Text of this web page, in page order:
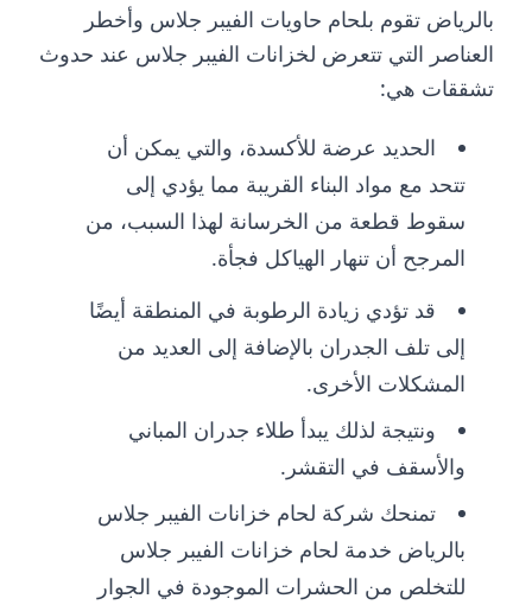
بالرياض تقوم بلحام حاويات الفيبر جلاس وأخطر
العناصر التي تتعرض لخزانات الفيبر جلاس عند حدوث
تشققات هي:
الحديد عرضة للأكسدة، والتي يمكن أن
تتحد مع مواد البناء القريبة مما يؤدي إلى
سقوط قطعة من الخرسانة لهذا السبب، من
المرجح أن تنهار الهياكل فجأة.
قد تؤدي زيادة الرطوبة في المنطقة أيضًا
إلى تلف الجدران بالإضافة إلى العديد من
المشكلات الأخرى.
ونتيجة لذلك يبدأ طلاء جدران المباني
والأسقف في التقشر.
تمنحك شركة لحام خزانات الفيبر جلاس
بالرياض خدمة لحام خزانات الفيبر جلاس
للتخلص من الحشرات الموجودة في الجوار